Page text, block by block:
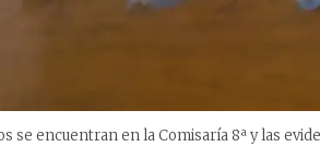
se encuentran en la Comisaría 8ª y las